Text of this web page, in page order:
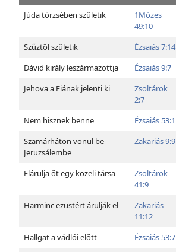
Júda törzsében születik
1Mózes
49:10
Szűztől születik Ézsaiás 7:14
Dávid király leszármazottja
Ézsaiás 9:7
Jehova a Fiának jelenti ki
Zsoltárok
2:7
Nem hisznek benne Ézsaiás 53:1
Szamárháton vonul be
Jeruzsálembe
Zakariás 9:9
Elárulja őt egy közeli társa
Zsoltárok
41:9
Harminc ezüstért árulják el
Zakariás
11:12
Hallgat a vádlói előtt Ézsaiás 53:7